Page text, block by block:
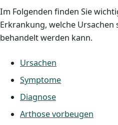
Im Folgenden finden Sie
Erkrankung, welche Ursachen
behandelt werden kann.
Ursachen
Symptome
Diagnose
Arthose vorbeugen